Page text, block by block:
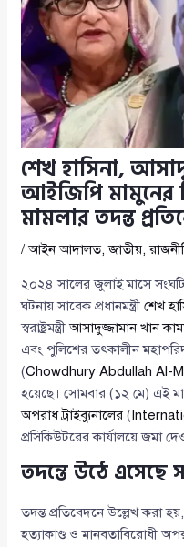
শেখ হাসিনা,
আইজিপি মামুনের
মামলার তদন্ত
/আইন আদালত,জাতীয়,
২০২৪ সালের জুলাই মাসে
ঘটনায় সাবেক প্রধানমন্ত্রীশেখ
স্বরাষ্ট্রমন্ত্রীআসাদুজ্জামান খান
এবং পুলিশের তৎকালীন
(Chowdhury Abdullah Al-
হয়েছে। সোমবার (১২ মে) এই
অপরাধ ট্রাইব্যুনালের (
প্রসিকিউটরের কার্যালয়ে জমা
তদন্তে উঠে এসেছে
তদন্ত প্রতিবেদনে উল্লেখ করা
হত্যাকাণ্ড ও মানবতাবিরোধী